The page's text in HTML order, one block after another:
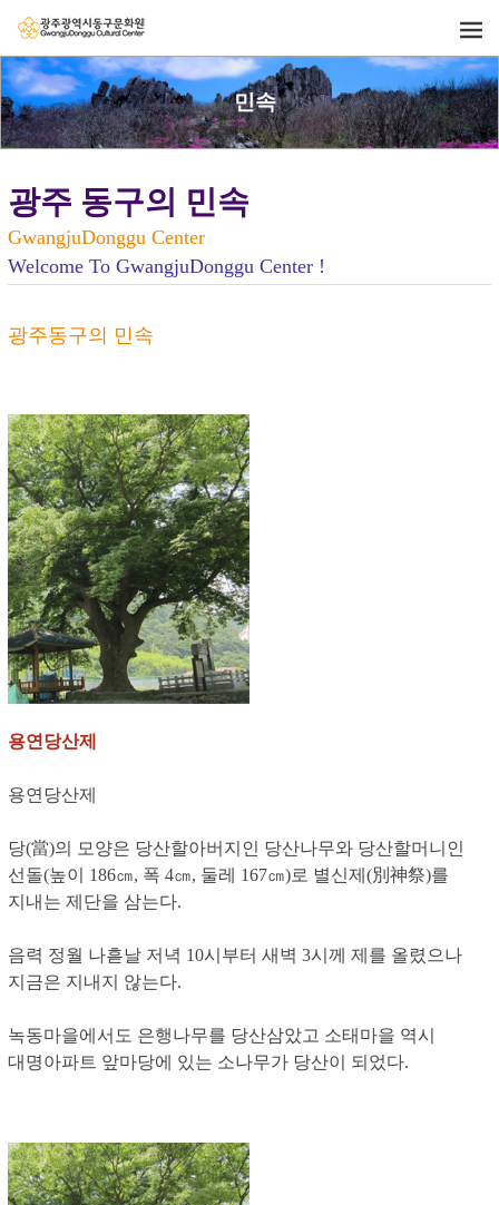
민속
광주 동구의 민속
GwangjuDonggu Center
Welcome To GwangjuDonggu Center !
광주동구의 민속
용연당산제
용연당산제
당(當)의 모양은 당산할아버지인 당산나무와 당산할머니인
선돌(높이 186㎝, 폭 4㎝, 둘레 167㎝)로 별신제(別神祭)를
지내는 제단을 삼는다.
음력 정월 나흗날 저녁 10시부터 새벽 3시께 제를 올렸으나
지금은 지내지 않는다.
녹동마을에서도 은행나무를 당산삼았고 소태마을 역시
대명아파트 앞마당에 있는 소나무가 당산이 되었다.